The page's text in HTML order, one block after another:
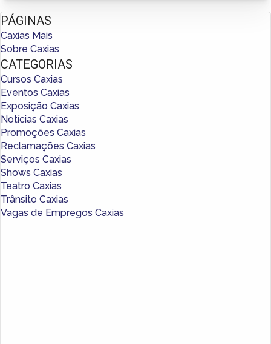
PÁGINAS
Caxias Mais
Sobre Caxias
CATEGORIAS
Cursos Caxias
Eventos Caxias
Exposição Caxias
Notícias Caxias
Promoções Caxias
Reclamações Caxias
Serviços Caxias
Shows Caxias
Teatro Caxias
Trânsito Caxias
Vagas de Empregos Caxias